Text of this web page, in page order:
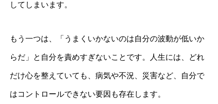
してしまいます。
もう一つは、「うまくいかないのは自分の波動が低いか
らだ」と自分を責めすぎないことです。人生には、どれ
だけ心を整えていても、病気や不況、災害など、自分で
はコントロールできない要因も存在します。